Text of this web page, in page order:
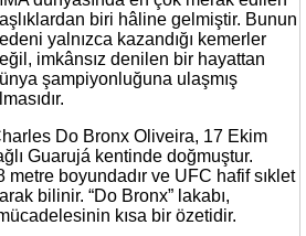
biri hâline gelmiştir. Bunun
yalnızca kazandığı kemerler
imkânsız denilen bir hayattan
şampiyonluğuna ulaşmış
Do Bronx Oliveira, 17 Ekim
Guarujá kentinde doğmuştur.
boyundadır ve UFC hafif sıklet
bilinir. “Do Bronx” lakabı,
kısa bir özetidir.